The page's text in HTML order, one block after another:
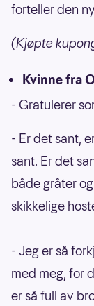
forteller den
(Kjøpte
Kvinne fra
- Gratulerer
- Er det sant,
sant. Er det
både gråter
skikkelige
- Jeg er så
med meg, for
er så full av